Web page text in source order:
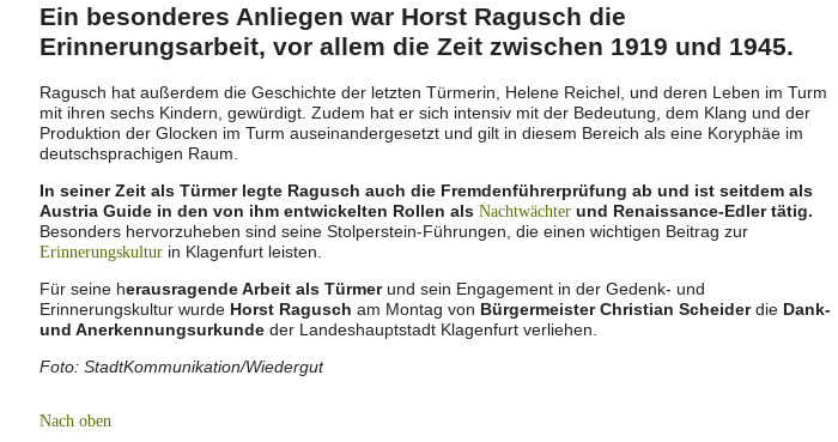
Ein besonderes Anliegen war Horst Ragusch die
Erinnerungsarbeit, vor allem die Zeit zwischen 1919 und 1945.
Ragusch hat außerdem die Geschichte der letzten Türmerin, Helene Reichel, und deren Leben im Turm
mit ihren sechs Kindern, gewürdigt. Zudem hat er sich intensiv mit der Bedeutung, dem Klang und der
Produktion der Glocken im Turm auseinandergesetzt und gilt in diesem Bereich als eine Koryphäe im
deutschsprachigen Raum.
In seiner Zeit als Türmer legte Ragusch auch die Fremdenführerprüfung ab und ist seitdem als
Austria Guide in den von ihm entwickelten Rollen als Nachtwächterund Renaissance-Edler tätig.
Besonders hervorzuheben sind seine Stolperstein-Führungen, die einen wichtigen Beitrag zur
Erinnerungskulturin Klagenfurt leisten.
Für seine herausragende Arbeit als Türmerund sein Engagement in der Gedenk- und
Erinnerungskultur wurdeHorst Ragusch am Montag von Bürgermeister Christian Scheiderdie Dank-
und Anerkennungsurkundeder Landeshauptstadt Klagenfurt verliehen.
Foto: StadtKommunikation/Wiedergut
Nach oben